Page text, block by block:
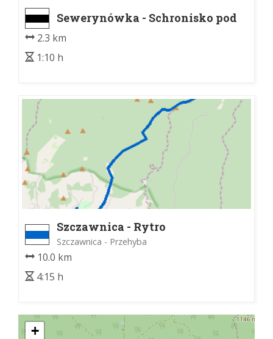
Sewerynówka - Schronisko pod
Bereśnikiem
2.3 km
1:10 h
Szczawnica - Rytro
Szczawnica - Przehyba
10.0 km
4:15 h
+